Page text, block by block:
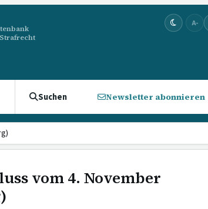
A-
Suchen Newsletter abonnieren
vom 4. November